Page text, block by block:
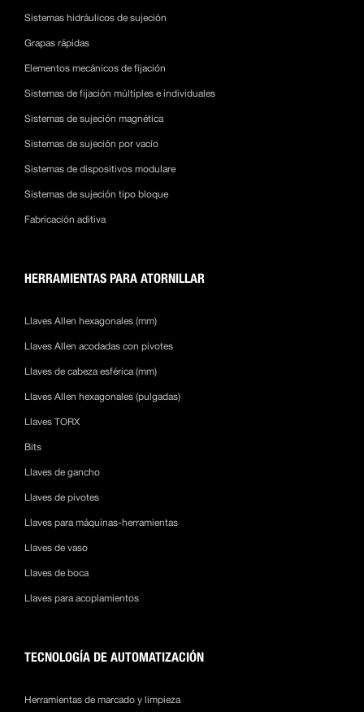
Sistemas hidráulicos de sujeción
Grapas rápidas
Elementos mecánicos de fijación
Sistemas de fijación múltiples e individuales
Sistemas de sujeción magnética
Sistemas de sujeción por vacío
Sistemas de dispositivos modulare
Sistemas de sujeción tipo bloque
Fabricación aditiva
HERRAMIENTAS PARA ATORNILLAR
Llaves Allen hexagonales (mm)
Llaves Allen acodadas con pivotes
Llaves de cabeza esférica (mm)
Llaves Allen hexagonales (pulgadas)
Llaves TORX
Bits
Llaves de gancho
Llaves de pivotes
Llaves para máquinas-herramientas
Llaves de vaso
Llaves de boca
Llaves para acoplamientos
TECNOLOGÍA DE AUTOMATIZACIÓN
Herramientas de marcado y limpieza